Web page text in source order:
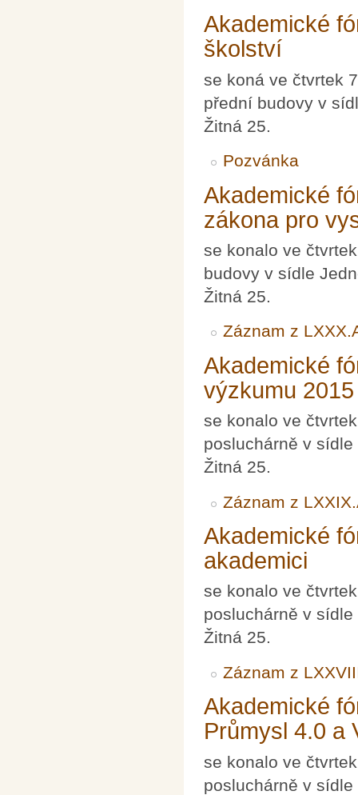
Akademické
školství
se koná ve čtvrtek
přední budovy v
Žitná 25.
Pozvánka
Akademické
zákona pro
se konalo ve
budovy v sídle
Žitná 25.
Záznam z
Akademické
výzkumu 2015
se konalo ve
posluchárně v
Žitná 25.
Záznam z
Akademické
akademici
se konalo ve
posluchárně v
Žitná 25.
Záznam z
Akademické
Průmysl 4.0 a
se konalo ve
posluchárně v